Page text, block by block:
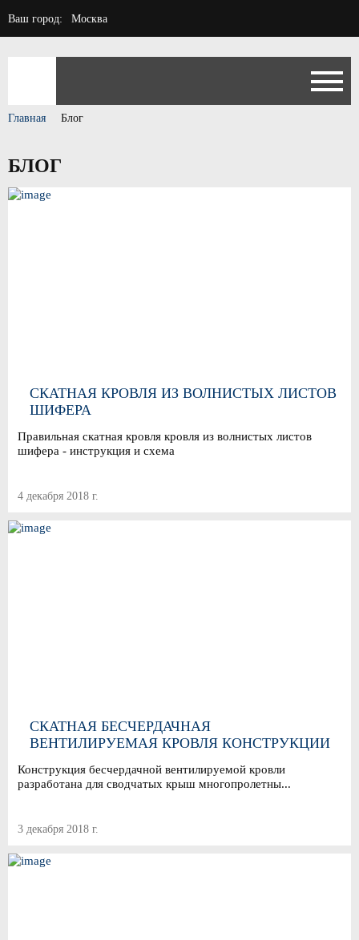
Ваш город: Москва
Главная Блог
БЛОГ
СКАТНАЯ КРОВЛЯ ИЗ ВОЛНИСТЫХ ЛИСТОВ
ШИФЕРА
Правильная скатная кровля кровля из волнистых листов
шифера - инструкция и схема
4 декабря 2018 г.
СКАТНАЯ БЕСЧЕРДАЧНАЯ
ВЕНТИЛИРУЕМАЯ КРОВЛЯ КОНСТРУКЦИИ
Конструкция бесчердачной вентилируемой кровли
разработана для сводчатых крыш многопролетны...
3 декабря 2018 г.